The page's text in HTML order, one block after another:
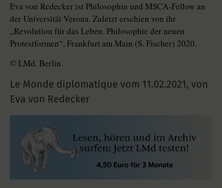
Eva von Redecker ist Philosophin und MSCA-Fellow an
der Universität Verona. Zuletzt erschien von ihr
„Revolution für das Leben. Philosophie der neuen
Protestformen“, Frankfurt am Main (S. Fischer) 2020.
© LMd, Berlin
Le Monde diplomatique vom 11.02.2021, von
Eva von Redecker